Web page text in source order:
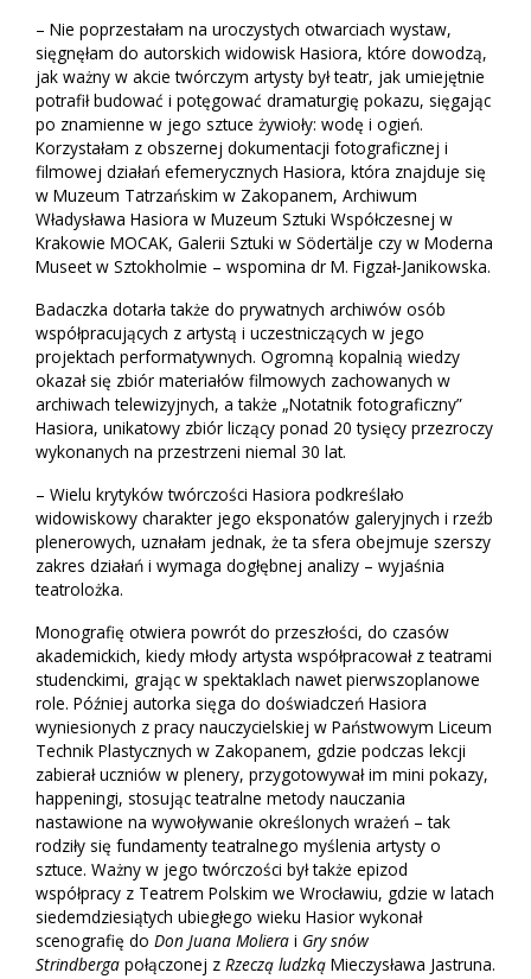
– Nie poprzestałam na uroczystych otwarciach wystaw,
sięgnęłam do autorskich widowisk Hasiora, które dowodzą,
jak ważny w akcie twórczym artysty był teatr, jak umiejętnie
potrafił budować i potęgować dramaturgię pokazu, sięgając
po znamienne w jego sztuce żywioły: wodę i ogień.
Korzystałam z obszernej dokumentacji fotograficznej i
filmowej działań efemerycznych Hasiora, która znajduje się
w Muzeum Tatrzańskim w Zakopanem, Archiwum
Władysława Hasiora w Muzeum Sztuki Współczesnej w
Krakowie MOCAK, Galerii Sztuki w Södertälje czy w Moderna
Museet w Sztokholmie – wspomina dr M. Figzał-Janikowska.
Badaczka dotarła także do prywatnych archiwów osób
współpracujących z artystą i uczestniczących w jego
projektach performatywnych. Ogromną kopalnią wiedzy
okazał się zbiór materiałów filmowych zachowanych w
archiwach telewizyjnych, a także „Notatnik fotograficzny”
Hasiora, unikatowy zbiór liczący ponad 20 tysięcy przezroczy
wykonanych na przestrzeni niemal 30 lat.
– Wielu krytyków twórczości Hasiora podkreślało
widowiskowy charakter jego eksponatów galeryjnych i rzeźb
plenerowych, uznałam jednak, że ta sfera obejmuje szerszy
zakres działań i wymaga dogłębnej analizy – wyjaśnia
teatrolożka.
Monografię otwiera powrót do przeszłości, do czasów
akademickich, kiedy młody artysta współpracował z teatrami
studenckimi, grając w spektaklach nawet pierwszoplanowe
role. Później autorka sięga do doświadczeń Hasiora
wyniesionych z pracy nauczycielskiej w Państwowym Liceum
Technik Plastycznych w Zakopanem, gdzie podczas lekcji
zabierał uczniów w plenery, przygotowywał im mini pokazy,
happeningi, stosując teatralne metody nauczania
nastawione na wywoływanie określonych wrażeń – tak
rodziły się fundamenty teatralnego myślenia artysty o
sztuce. Ważny w jego twórczości był także epizod
współpracy z Teatrem Polskim we Wrocławiu, gdzie w latach
siedemdziesiątych ubiegłego wieku Hasior wykonał
scenografię do Don Juana Moliera i Gry snów
Strindberga połączonej z Rzeczą ludzką Mieczysława Jastruna.